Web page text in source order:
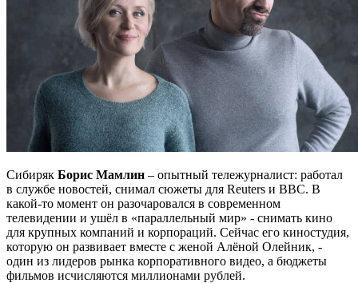
Сибиряк Борис Мамлин – опытный тележурналист: работал
в службе новостей, снимал сюжеты для Reuters и BBC. В
какой-то момент он разочаровался в современном
телевидении и ушёл в «параллельный мир» - снимать кино
для крупных компаний и корпораций. Сейчас его киностудия,
которую он развивает вместе с женой Алёной Олейник, -
один из лидеров рынка корпоративного видео, а бюджеты
фильмов исчисляются миллионами рублей.